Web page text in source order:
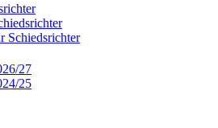
Schiedsrichter
27
25